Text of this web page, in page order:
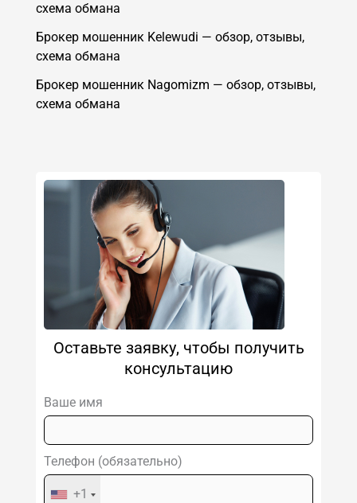
схема обмана
Брокер мошенник Kelewudi — обзор, отзывы,
схема обмана
Брокер мошенник Nagomizm — обзор, отзывы,
схема обмана
Оставьте заявку, чтобы получить
консультацию
Ваше имя
Телефон (обязательно)
+1